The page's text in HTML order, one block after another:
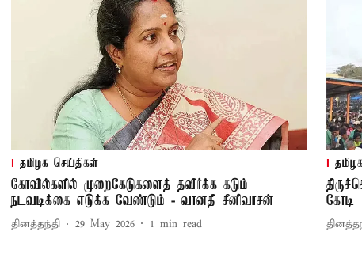
தமிழக செய்திகள்
கோவில்களில் முறைகேடுகளைத் தவிர்க்க கடும்
நடவடிக்கை எடுக்க வேண்டும் - வானதி சீனிவாசன்
தினத்தந்தி 29 May 2026 1 min read
கோடி